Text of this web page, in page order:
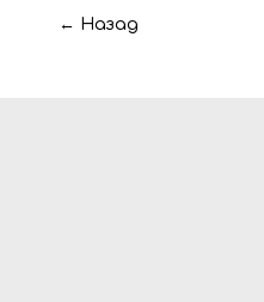
← Назад